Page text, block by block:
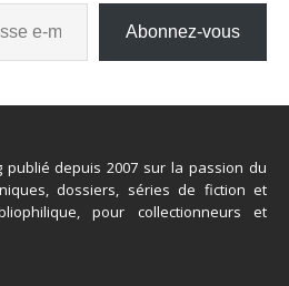
Abonnez-vous
publié depuis 2007 sur la passion du
dossiers, séries de fiction et
pour collectionneurs et